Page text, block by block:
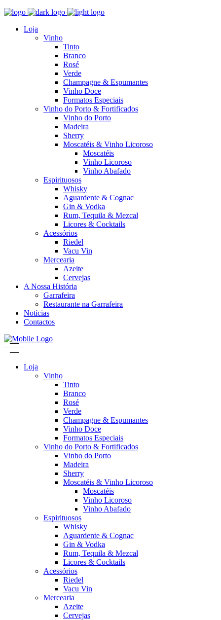
Loja
Vinho
Tinto
Branco
Rosé
Verde
Champagne & Espumantes
Vinho Doce
Formatos Especiais
Vinho do Porto & Fortificados
Vinho do Porto
Madeira
Sherry
Moscatéis & Vinho Licoroso
Moscatéis
Vinho Licoroso
Vinho Abafado
Espirituosos
Whisky
Aguardente & Cognac
Gin & Vodka
Rum, Tequila & Mezcal
Licores & Cocktails
Acessórios
Riedel
Vacu Vin
Mercearia
Azeite
Cervejas
A Nossa História
Garrafeira
Restaurante na Garrafeira
Notícias
Contactos
Loja
Vinho
Tinto
Branco
Rosé
Verde
Champagne & Espumantes
Vinho Doce
Formatos Especiais
Vinho do Porto & Fortificados
Vinho do Porto
Madeira
Sherry
Moscatéis & Vinho Licoroso
Moscatéis
Vinho Licoroso
Vinho Abafado
Espirituosos
Whisky
Aguardente & Cognac
Gin & Vodka
Rum, Tequila & Mezcal
Licores & Cocktails
Acessórios
Riedel
Vacu Vin
Mercearia
Azeite
Cervejas